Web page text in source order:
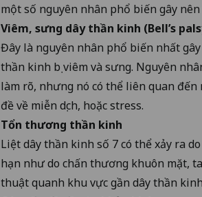
một số nguyên nhân phổ biến gây
Viêm, sưng dây thần kinh (Bell’s
Đây là nguyên nhân phổ biến nhất
thần kinh bị viêm và sưng. Nguyên
làm rõ, nhưng nó có thể liên quan
đề về miễn dịch, hoặc stress.
Tổn thương thần kinh
Liệt dây thần kinh số 7 có thể xảy ra
hạn như do chấn thương khuôn mặt,
thuật quanh khu vực gần dây thần